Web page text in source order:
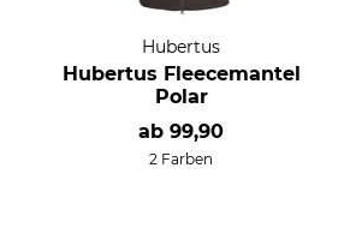
Hubertus
Hubertus Fleecemantel
Polar
ab99,90
2 Farben